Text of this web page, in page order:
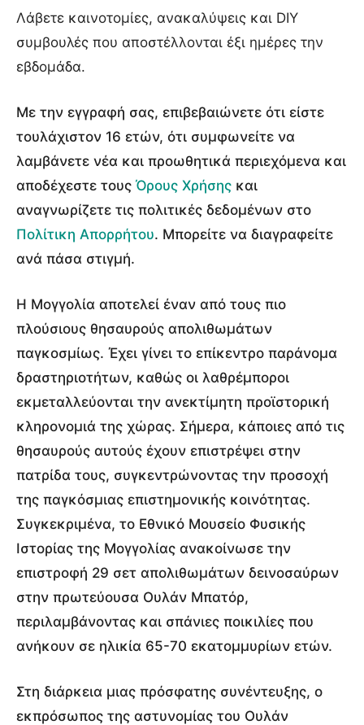
Λάβετε καινοτομίες, ανακαλύψεις και DIY
συμβουλές που αποστέλλονται έξι ημέρες την
εβδομάδα.
Με την εγγραφή σας, επιβεβαιώνετε ότι είστε
τουλάχιστον 16 ετών, ότι συμφωνείτε να
λαμβάνετε νέα και προωθητικά περιεχόμενα και
αποδέχεστε τους Όρους Χρήσης και
αναγνωρίζετε τις πολιτικές δεδομένων στο
Πολίτικη Απορρήτου. Μπορείτε να διαγραφείτε
ανά πάσα στιγμή.
Η Μογγολία αποτελεί έναν από τους πιο
πλούσιους θησαυρούς απολιθωμάτων
παγκοσμίως. Έχει γίνει το επίκεντρο παράνομα
δραστηριοτήτων, καθώς οι λαθρέμποροι
εκμεταλλεύονται την ανεκτίμητη προϊστορική
κληρονομιά της χώρας. Σήμερα, κάποιες από τις
θησαυρούς αυτούς έχουν επιστρέψει στην
πατρίδα τους, συγκεντρώνοντας την προσοχή
της παγκόσμιας επιστημονικής κοινότητας.
Συγκεκριμένα, το Εθνικό Μουσείο Φυσικής
Ιστορίας της Μογγολίας ανακοίνωσε την
επιστροφή 29 σετ απολιθωμάτων δεινοσαύρων
στην πρωτεύουσα Ουλάν Μπατόρ,
περιλαμβάνοντας και σπάνιες ποικιλίες που
ανήκουν σε ηλικία 65-70 εκατομμυρίων ετών.
Στη διάρκεια μιας πρόσφατης συνέντευξης, ο
εκπρόσωπος της αστυνομίας του Ουλάν